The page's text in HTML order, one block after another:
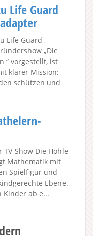
Life Guard
Life Guard ,
„Die
“ vorgestellt, ist
klarer Mission:
schützen und
Show Die Höhle
Mathematik mit
Spielfigur und
Ebene.
Kinder ab e...